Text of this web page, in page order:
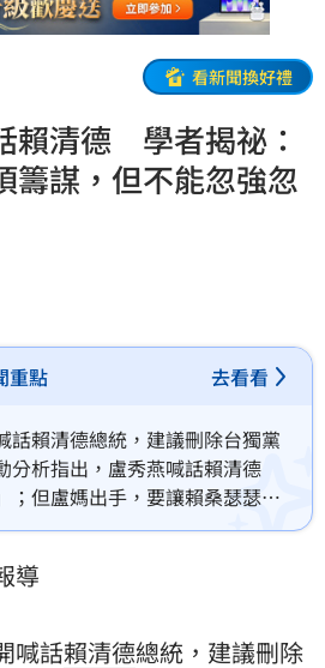
看新聞換好禮
賴清德 學者揭祕：
籌謀，但不能忽強忽
重點 去看看
話賴清德總統，建議刪除台獨黨
分析指出，盧秀燕喊話賴清德
；但盧媽出手，要讓賴桑瑟瑟發
堅賴及綠營的火力要保持穩定或
導
喊話賴清德總統，建議刪除